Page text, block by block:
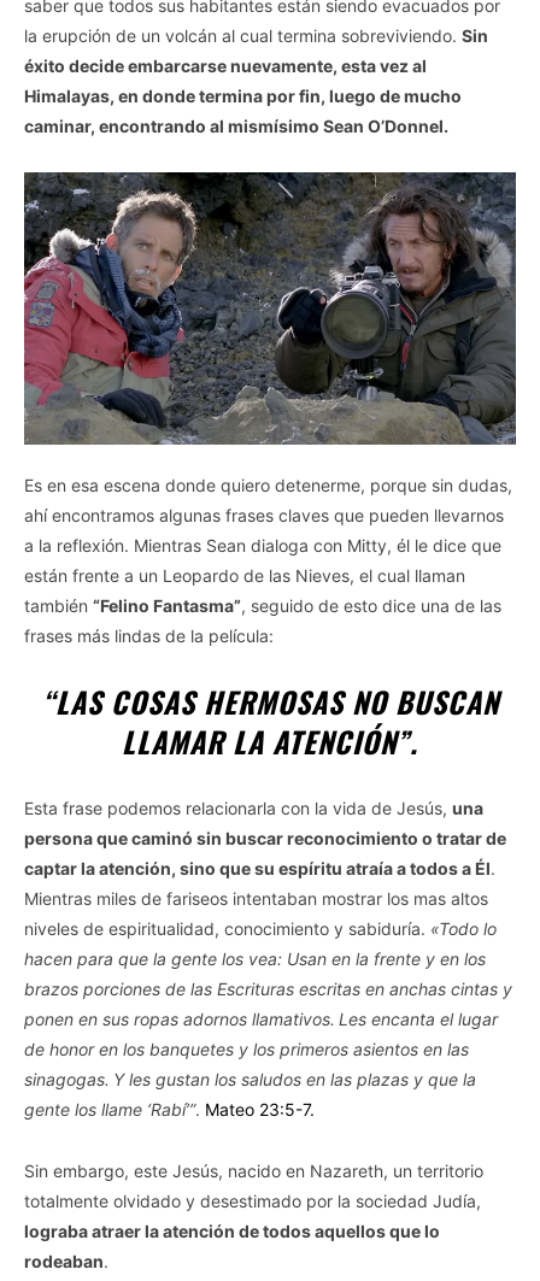
saber que todos sus habitantes están siendo evacuados por
la erupción de un volcán al cual termina sobreviviendo. Sin
éxito decide embarcarse nuevamente, esta vez al
Himalayas, en donde termina por fin, luego de mucho
caminar, encontrando al mismísimo Sean O’Donnel.
Es en esa escena donde quiero detenerme, porque sin dudas,
ahí encontramos algunas frases claves que pueden llevarnos
a la reflexión. Mientras Sean dialoga con Mitty, él le dice que
están frente a un Leopardo de las Nieves, el cual llaman
también “Felino Fantasma”, seguido de esto dice una de las
frases más lindas de la película:
“LAS COSAS HERMOSAS NO BUSCAN
LLAMAR LA ATENCIÓN”.
Esta frase podemos relacionarla con la vida de Jesús, una
persona que caminó sin buscar reconocimiento o tratar de
captar la atención, sino que su espíritu atraía a todos a Él.
Mientras miles de fariseos intentaban mostrar los mas altos
niveles de espiritualidad, conocimiento y sabiduría. «Todo lo
hacen para que la gente los vea: Usan en la frente y en los
brazos porciones de las Escrituras escritas en anchas cintas y
ponen en sus ropas adornos llamativos. Les encanta el lugar
de honor en los banquetes y los primeros asientos en las
sinagogas. Y les gustan los saludos en las plazas y que la
gente los llame ‘Rabí’”. Mateo 23:5-7.
Sin embargo, este Jesús, nacido en Nazareth, un territorio
totalmente olvidado y desestimado por la sociedad Judía,
lograba atraer la atención de todos aquellos que lo
rodeaban.